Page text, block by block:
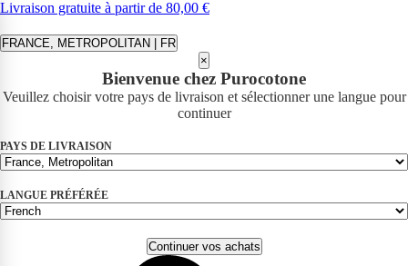
Livraison gratuite à partir de 80,00 €
FRANCE, METROPOLITAN | FR
×
Bienvenue chez Purocotone
Veuillez choisir votre pays de livraison et sélectionner une langue pour
continuer
PAYS DE LIVRAISON
LANGUE PRÉFÉRÉE
Continuer vos achats